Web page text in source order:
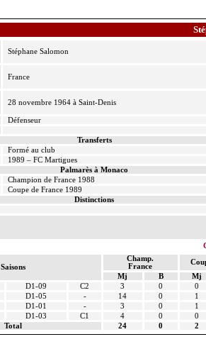
Stéphane Salomon
France
28 novembre 1964 à Saint-Denis
Défenseur
Transferts
Formé au club
1989 – FC Martigues
Palmarès à Monaco
Champion de France 1988
Coupe de France 1989
Distinctions
Saisons
Champ.
France
Mj
B
Mj
D1-09 C2 3 0
0
D1-05 - 14 0
1
D1-01 - 3 0
1
D1-03 C1 4 0
0
Total
24 0 2